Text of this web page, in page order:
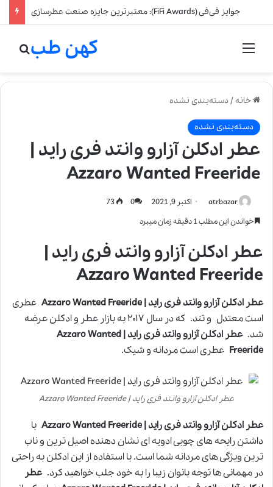
جوایز فی‌فی (FiFi Awards): معتبرترین جایزه صنعت عطرسازی
منو کهن طب
خانه/دسته‌بندی نشده
دسته‌بندی نشده
عطر ادکلن آزارو وانتد فری راید |
Azzaro Wanted Freeride
atrbazar اکتبر 9, 2021 0
خواندن این مطلب 1 دقیقه زمان میبرد
عطر ادکلن آزارو وانتد فری راید |
Azzaro Wanted Freeride
عطر ادکلن آزارو وانتد فری راید | Azzaro Wanted Freeride
عطری
است معتدل و تند. که در سال ۲۰۱۷ به بازار عطر و ادکلن عرضه
شد.
عطر ادکلن آزارو وانتد فری راید | Azzaro Wanted
Freeride عطری است مردانه و شیک.
عطر ادکلن آزارو وانتد فری راید | Azzaro Wanted Freeride
عطر ادکلن آزارو وانتد فری راید | Azzaro Wanted Freeride
با
داشتن رایحه های چوبی ادویه ای نشان دهنده اصیل ترین و ناب
ترین ویژگی های مردانه شما است. با استفاده از این ادکلن به راحتی
در مهمانی ها توجه بانوان زیبا را به خود جلب خواهید کرد.عطر